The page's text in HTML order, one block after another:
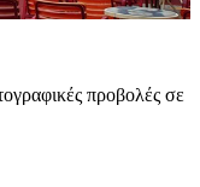
προβολές σε